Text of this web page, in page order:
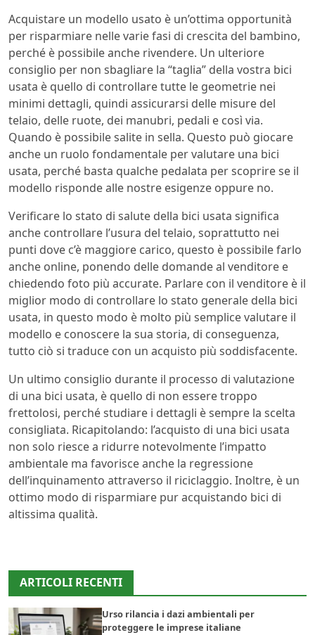
Acquistare un modello usato è un’ottima opportunità
per risparmiare nelle varie fasi di crescita del bambino,
perché è possibile anche rivendere. Un ulteriore
consiglio per non sbagliare la “taglia” della vostra bici
usata è quello di controllare tutte le geometrie nei
minimi dettagli, quindi assicurarsi delle misure del
telaio, delle ruote, dei manubri, pedali e così via.
Quando è possibile salite in sella. Questo può giocare
anche un ruolo fondamentale per valutare una bici
usata, perché basta qualche pedalata per scoprire se il
modello risponde alle nostre esigenze oppure no.
Verificare lo stato di salute della bici usata significa
anche controllare l’usura del telaio, soprattutto nei
punti dove c’è maggiore carico, questo è possibile farlo
anche online, ponendo delle domande al venditore e
chiedendo foto più accurate. Parlare con il venditore è il
miglior modo di controllare lo stato generale della bici
usata, in questo modo è molto più semplice valutare il
modello e conoscere la sua storia, di conseguenza,
tutto ciò si traduce con un acquisto più soddisfacente.
Un ultimo consiglio durante il processo di valutazione
di una bici usata, è quello di non essere troppo
frettolosi, perché studiare i dettagli è sempre la scelta
consigliata. Ricapitolando: l’acquisto di una bici usata
non solo riesce a ridurre notevolmente l’impatto
ambientale ma favorisce anche la regressione
dell’inquinamento attraverso il riciclaggio. Inoltre, è un
ottimo modo di risparmiare pur acquistando bici di
altissima qualità.
ARTICOLI RECENTI
Urso rilancia i dazi ambientali per
proteggere le imprese italiane